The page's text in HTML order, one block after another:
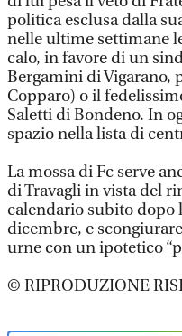
politica esclusa dalla
nelle ultime settimane
calo, in favore di un
Bergamini di Vigarano,
Copparo) o il
Saletti di Bondeno. In
spazio nella lista di
La mossa di Fc serve
di Travagli in vista del
calendario subito dopo
dicembre, e
urne con un ipotetico
© RIPRODUZIONE